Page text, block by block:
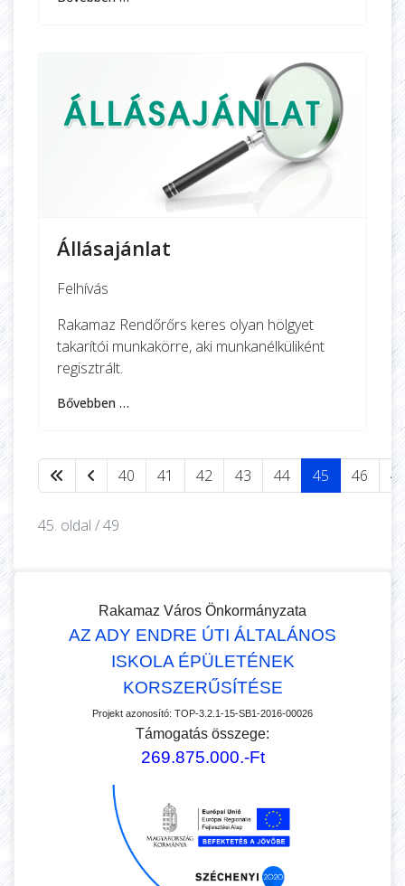
Állásajánlat
Felhívás
Rakamaz Rendőrőrs keres olyan hölgyet
takarítói munkakörre, aki munkanélküliként
regisztrált.
Bővebben …
40 41 42 43 44 45 46
45. oldal / 49
Rakamaz Város Önkormányzata
AZ ADY ENDRE ÚTI ÁLTALÁNOS
ISKOLA ÉPÜLETÉNEK
KORSZERŰSÍTÉSE
Projekt azonosító: TOP-3.2.1-15-SB1-2016-00026
Támogatás összege:
269.875.000.-Ft